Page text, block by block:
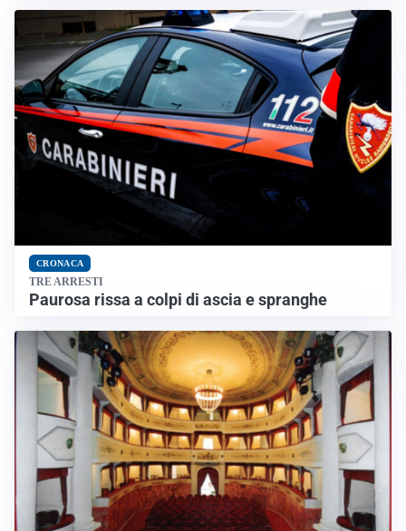
CRONACA
TRE ARRESTI
Paurosa rissa a colpi di ascia e spranghe